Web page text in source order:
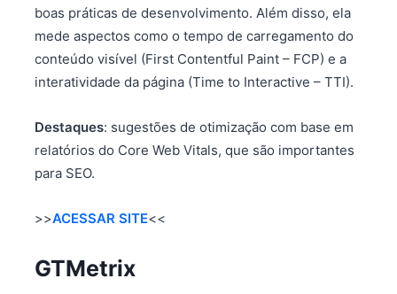
boas práticas de desenvolvimento. Além disso, ela
mede aspectos como o tempo de carregamento do
conteúdo visível (First Contentful Paint – FCP) e a
interatividade da página (Time to Interactive – TTI).
Destaques: sugestões de otimização com base em
relatórios do Core Web Vitals, que são importantes
para SEO.
>>ACESSAR SITE<<
GTMetrix